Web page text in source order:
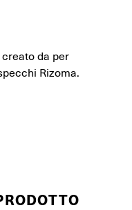
da per
Rizoma.